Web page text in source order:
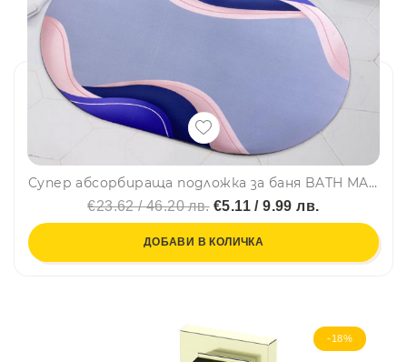
Супер абсорбираща подложка за баня BATH MAT "WAVE" - антихлъзгаща, водоабсорбираща, килимче
€23.62 / 46.20 лв.€5.11 / 9.99 лв.
ДОБАВИ В КОЛИЧКА
-18%